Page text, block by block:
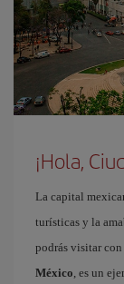
¡Hola,
La capital
turísticas y la
podrás visitar
México, es un